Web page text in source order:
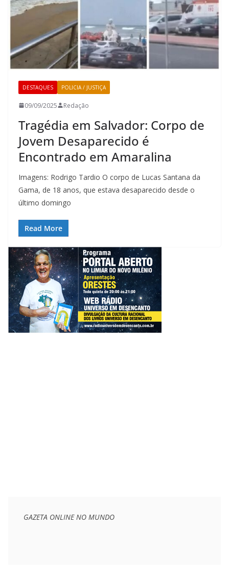
DESTAQUES POLICIA / JUSTIÇA
09/09/2025 Redação
Tragédia em Salvador: Corpo de
Jovem Desaparecido é
Encontrado em Amaralina
Imagens: Rodrigo Tardio O corpo de Lucas Santana da
Gama, de 18 anos, que estava desaparecido desde o
último domingo
Read More
GAZETA ONLINE NO MUNDO